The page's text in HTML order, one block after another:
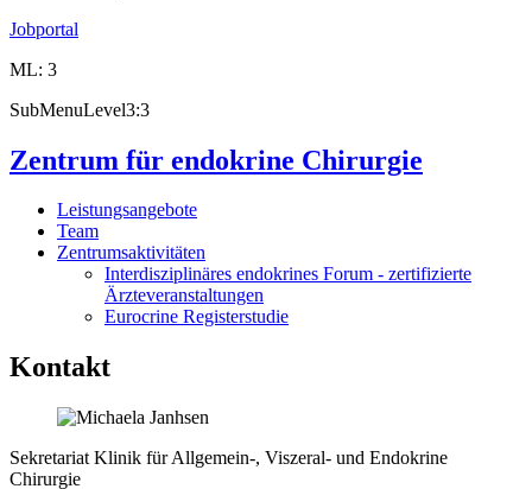
Jobportal
ML: 3
SubMenuLevel3:3
Zentrum für endokrine Chirurgie
Leistungsangebote
Team
Zentrumsaktivitäten
Interdisziplinäres endokrines Forum - zertifizierte
Ärzteveranstaltungen
Eurocrine Registerstudie
Kontakt
Sekretariat Klinik für Allgemein-, Viszeral- und Endokrine
Chirurgie